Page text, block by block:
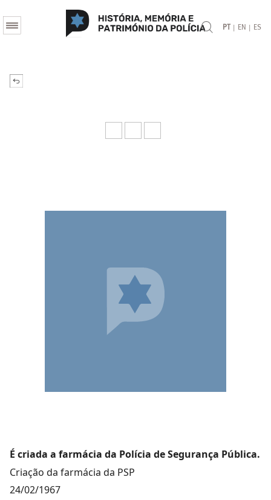
PT | EN | ES
É criada a farmácia da Polícia de Segurança Pública.
Criação da farmácia da PSP
24/02/1967